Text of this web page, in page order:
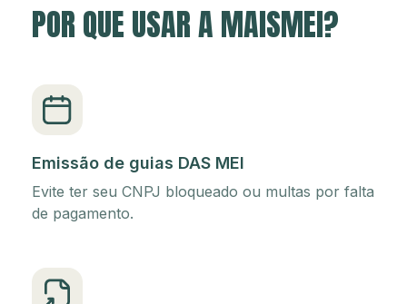
POR QUE USAR A MAISMEI?
Emissão de guias DAS MEI
Evite ter seu CNPJ bloqueado ou multas por falta
de pagamento.